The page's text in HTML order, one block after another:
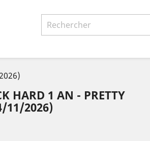
HARD 1 AN - PRETTY
11/2026)